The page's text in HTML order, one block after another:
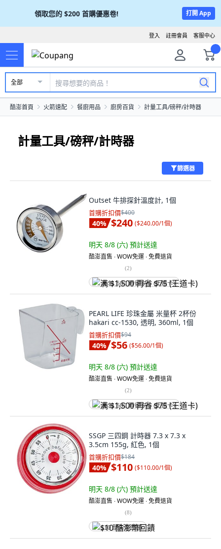
領取您的 $200 首購優惠卷! 打開 App
客服中心
註冊會員
登入
全部
酷澎首頁 火箭速配 餐廚用品 廚房百貨 計量工具/磅秤/計時器
計量工具/磅秤/計時器
篩選器
Outset 牛排探針溫度計, 1個
首購折扣價$400
40% $240 ($240.00/1個)
明天 8/8 (六) 預計送達
酷澎直售 ∙ WOW免運 ∙ 免費退貨
(2)
满 $1,500 再省 $75 (王道卡)
PEARL LIFE 珍珠金屬 米量杯 2杯份
hakari cc-1530, 透明, 360ml, 1個
首購折扣價$94
40% $56 ($56.00/1個)
明天 8/8 (六) 預計送達
酷澎直售 ∙ WOW免運 ∙ 免費退貨
(2)
满 $1,500 再省 $75 (王道卡)
SSGP 三四鋼 計時器 7.3 x 7.3 x
3.5cm 155g, 紅色, 1個
首購折扣價$184
40% $110 ($110.00/1個)
明天 8/8 (六) 預計送達
酷澎直售 ∙ WOW免運 ∙ 免費退貨
(8)
$10 酷澎幣回饋